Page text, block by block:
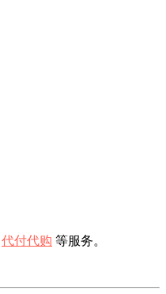
代付代购 等服务。